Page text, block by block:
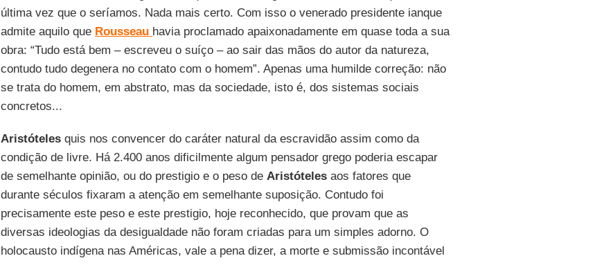
última vez que o seríamos. Nada mais certo. Com isso o venerado presidente ianque
admite aquilo que Rousseau havia proclamado apaixonadamente em quase toda a sua
obra: “Tudo está bem – escreveu o suíço – ao sair das mãos do autor da natureza,
contudo tudo degenera no contato com o homem”. Apenas uma humilde correção: não
se trata do homem, em abstrato, mas da sociedade, isto é, dos sistemas sociais
concretos...
Aristótelesquis nos convencer do caráter natural da escravidão assim como da
condição de livre. Há 2.400 anos dificilmente algum pensador grego poderia escapar
de semelhante opinião, ou do prestigio e o peso de Aristótelesaos fatores que
durante séculos fixaram a atenção em semelhante suposição. Contudo foi
precisamente este peso e este prestigio, hoje reconhecido, que provam que as
diversas ideologias da desigualdade não foram criadas para um simples adorno. O
holocausto indígena nas Américas, vale a pena dizer, a morte e submissão incontável